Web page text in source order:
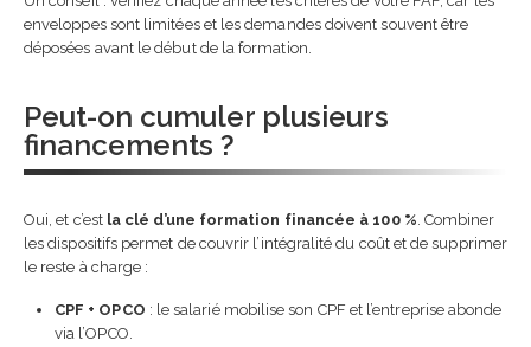
enveloppes sont limitées et les demandes doivent souvent être
déposées avant le début de la formation.
Peut-on cumuler plusieurs
financements ?
Oui, et c’est la clé d’une formation financée à 100 %. Combiner
les dispositifs permet de couvrir l’intégralité du coût et de supprimer
le reste à charge :
CPF + OPCO : le salarié mobilise son CPF et l’entreprise abonde
via l’OPCO.